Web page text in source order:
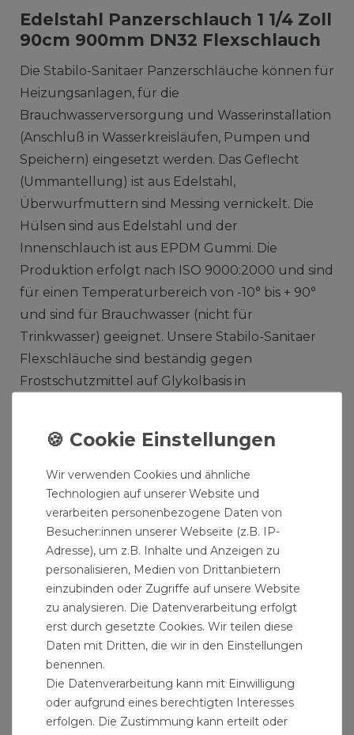
Edelstahl Panzerschlauch 1 1/4 Zoll
90cm 900mm DN32 Flexschlauch
Die Stabilo-Sanitaer Panzerschläuche können für
Heizungsanlagen, für die
Brauchwasserversorgung und Wasserinstallation
(Anschluß in Wasserkreisläufen, Pumpen und
Speichern) eingesetzt werden. Das Geflecht
(Ummantellung) ist aus Edelstahl,
Überwurfmuttern sind Messing vernickelt. Die
Hülsen sind aus Edelstahl und der
Innenschlauch ist aus EPDM Gummi. Die
Produktion erfolgt nach ISO 9000:2000 und sind
für einen Temperaturbereich von -10° bis + 90°
und sind für Brauchwasser (nicht für
Trinkwasser) geeignet. Unsere Stabilo-Sanitaer
Flexschläuche sind beständig gegen
Frostschutzmittel auf Glykolbasis in
Produktmerkmale:
max. Druck: 10 bar
Ummantelung: Edelstahl
für Brauchwasser geeignet
Überwurfmutter: Messing vernickelt
Hülse: Edelstahl
Innenschlauch: EPDM
ISO 9000:2000
Temperaturbereich: -10°/+90°C
Produktdaten:
Nennweite: DN32
Länge: 90 cm
Wir verwenden Cookies und ähnliche
Technologien auf unserer Website und
verarbeiten personenbezogene Daten von
Besucher:innen unserer Webseite (z.B. IP-
Adresse), um z.B. Inhalte und Anzeigen zu
personalisieren, Medien von Drittanbietern
einzubinden oder Zugriffe auf unsere Website
zu analysieren. Die Datenverarbeitung erfolgt
erst durch gesetzte Cookies. Wir teilen diese
Daten mit Dritten, die wir in den Einstellungen
benennen.
Die Datenverarbeitung kann mit Einwilligung
oder aufgrund eines berechtigten Interesses
erfolgen. Die Zustimmung kann erteilt oder